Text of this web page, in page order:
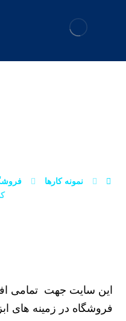
نمونه کارها
کد
این سایت جهت تمامی
فروشگاه در زمینه های